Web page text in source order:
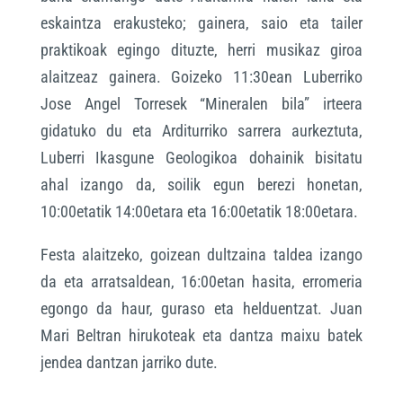
eskaintza erakusteko; gainera, saio eta tailer
praktikoak egingo dituzte, herri musikaz giroa
alaitzeaz gainera. Goizeko 11:30ean Luberriko
Jose Angel Torresek “Mineralen bila” irteera
gidatuko du eta Arditurriko sarrera aurkeztuta,
Luberri Ikasgune Geologikoa dohainik bisitatu
ahal izango da, soilik egun berezi honetan,
10:00etatik 14:00etara eta 16:00etatik 18:00etara.
Festa alaitzeko, goizean dultzaina taldea izango
da eta arratsaldean, 16:00etan hasita, erromeria
egongo da haur, guraso eta helduentzat. Juan
Mari Beltran hirukoteak eta dantza maixu batek
jendea dantzan jarriko dute.